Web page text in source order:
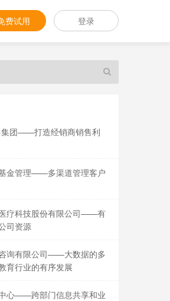
费试用 登录
集团——打造经销商销售利
金管理——多渠道管理客户
疗科技股份有限公司——有
司资源
询有限公司——大数据的多
育行业的有序发展
心——跨部门信息共享和业